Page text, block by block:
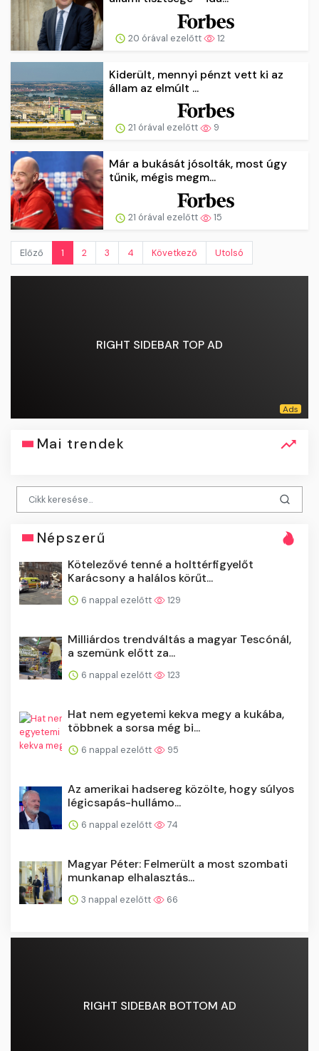
20 órával ezelőtt 12
Kiderült, mennyi pénzt vett ki az
állam az elmúlt ...
21 órával ezelőtt 9
Már a bukását jósolták, most úgy
tűnik, mégis megm...
21 órával ezelőtt 15
Előző 1 2 3 4 Következő Utolsó
RIGHT SIDEBAR TOP AD
Mai trendek
Népszerű
Kötelezővé tenné a holttérfigyelőt
Karácsony a halálos körűt...
6 nappal ezelőtt 129
Milliárdos trendváltás a magyar Tescónál,
a szemünk előtt za...
6 nappal ezelőtt 123
Hat nem egyetemi kekva megy a kukába,
többnek a sorsa még bi...
6 nappal ezelőtt 95
Az amerikai hadsereg közölte, hogy súlyos
légicsapás-hullámo...
6 nappal ezelőtt 74
Magyar Péter: Felmerült a most szombati
munkanap elhalasztás...
3 nappal ezelőtt 66
RIGHT SIDEBAR BOTTOM AD